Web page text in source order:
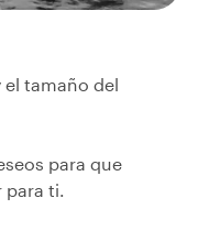
el tamaño del
para que
para ti.